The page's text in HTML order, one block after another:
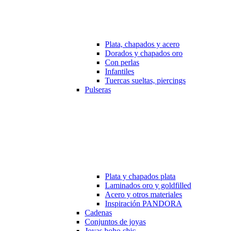
Plata, chapados y acero
Dorados y chapados oro
Con perlas
Infantiles
Tuercas sueltas, piercings
Pulseras
Plata y chapados plata
Laminados oro y goldfilled
Acero y otros materiales
Inspiración PANDORA
Cadenas
Conjuntos de joyas